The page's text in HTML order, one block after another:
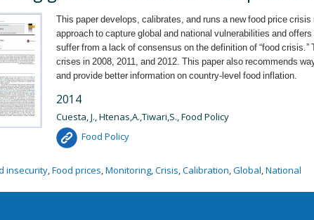
This paper develops, calibrates, and runs a new food price
approach to capture global and national vulnerabilities and
suffer from a lack of consensus on the definition of “food
crises in 2008, 2011, and 2012. This paper also recommends
and provide better information on country-level food inflation.
2014
Cuesta, J., Htenas,A.,Tiwari,S., Food Policy
Food Policy
insecurity,Food prices,Monitoring,Crisis,Calibration,Global,National